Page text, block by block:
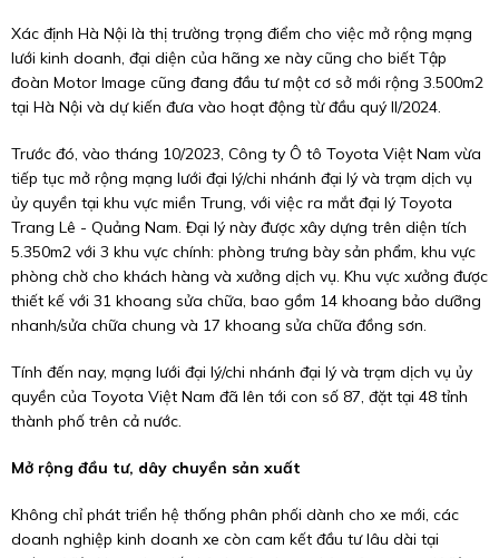
Xác định Hà Nội là thị trường trọng điểm cho việc mở rộng mạng
lưới kinh doanh, đại diện của hãng xe này cũng cho biết Tập
đoàn Motor Image cũng đang đầu tư một cơ sở mới rộng 3.500m2
tại Hà Nội và dự kiến đưa vào hoạt động từ đầu quý II/2024.
Trước đó, vào tháng 10/2023, Công ty Ô tô Toyota Việt Nam vừa
tiếp tục mở rộng mạng lưới đại lý/chi nhánh đại lý và trạm dịch vụ
ủy quyền tại khu vực miền Trung, với việc ra mắt đại lý Toyota
Trang Lê - Quảng Nam. Đại lý này được xây dựng trên diện tích
5.350m2 với 3 khu vực chính: phòng trưng bày sản phẩm, khu vực
phòng chờ cho khách hàng và xưởng dịch vụ. Khu vực xưởng được
thiết kế với 31 khoang sửa chữa, bao gồm 14 khoang bảo dưỡng
nhanh/sửa chữa chung và 17 khoang sửa chữa đồng sơn.
Tính đến nay, mạng lưới đại lý/chi nhánh đại lý và trạm dịch vụ ủy
quyền của Toyota Việt Nam đã lên tới con số 87, đặt tại 48 tỉnh
thành phố trên cả nước.
Mở rộng đầu tư, dây chuyền sản xuất
Không chỉ phát triển hệ thống phân phối dành cho xe mới, các
doanh nghiệp kinh doanh xe còn cam kết đầu tư lâu dài tại